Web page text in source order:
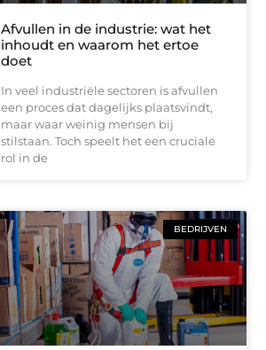
Afvullen in de industrie: wat het
inhoudt en waarom het ertoe
doet
In veel industriële sectoren is afvullen
een proces dat dagelijks plaatsvindt,
maar waar weinig mensen bij
stilstaan. Toch speelt het een cruciale
rol in de
BEDRIJVEN